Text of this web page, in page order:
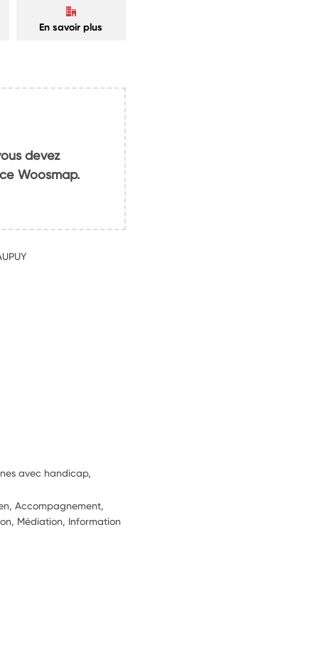
En savoir plus
devez
Woosmap.
avec handicap,
Accompagnement,
Médiation, Information